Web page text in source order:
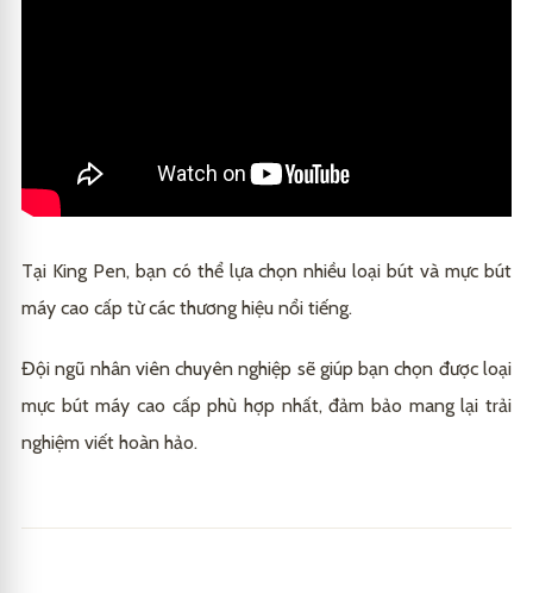
Tại King Pen, bạn có thể lựa chọn nhiều loại bút và mực bút
máy cao cấp từ các thương hiệu nổi tiếng.
Đội ngũ nhân viên chuyên nghiệp sẽ giúp bạn chọn được loại
mực bút máy cao cấp phù hợp nhất, đảm bảo mang lại trải
nghiệm viết hoàn hảo.